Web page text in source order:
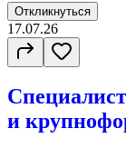
Откликнуться
17.07.26
и